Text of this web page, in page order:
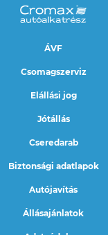
ÁVF
Csomagszerviz
Elállási jog
Jótállás
Cseredarab
Biztonsági adatlapok
Autójavítás
Állásajánlatok